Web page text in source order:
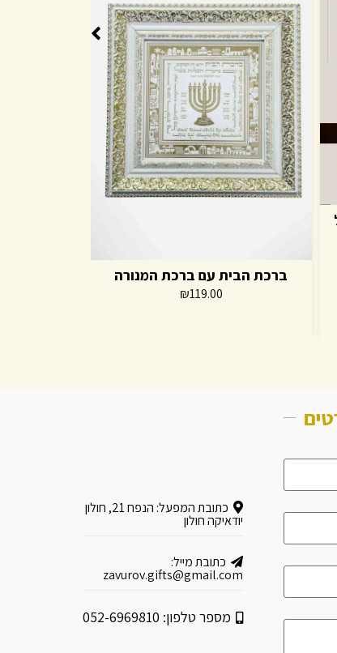
ברכת הבית עם ברכת המנורה
₪119.00
כתובת המפעל: הנפח 21, חולון
יודאיקה חולון
כתובת מייל:
zavurov.gifts@gmail.com
מספר טלפון: 052-6969810